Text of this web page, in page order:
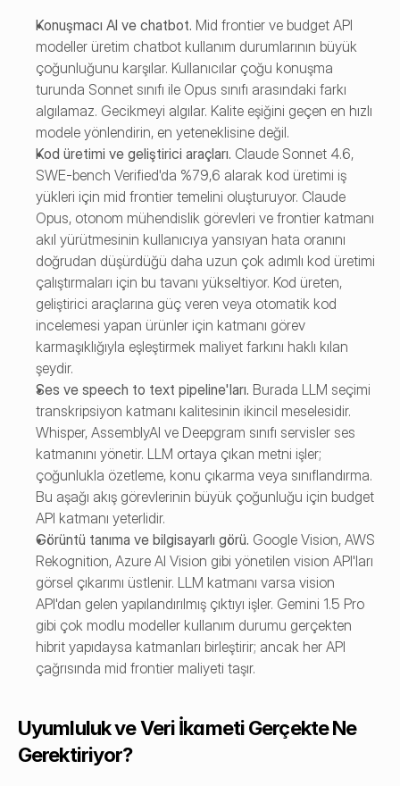
Konuşmacı AI ve chatbot. Mid frontier ve budget API
modeller üretim chatbot kullanım durumlarının büyük
çoğunluğunu karşılar. Kullanıcılar çoğu konuşma
turunda Sonnet sınıfı ile Opus sınıfı arasındaki farkı
algılamaz. Gecikmeyi algılar. Kalite eşiğini geçen en hızlı
modele yönlendirin, en yeteneklisine değil.
Kod üretimi ve geliştirici araçları. Claude Sonnet 4.6,
SWE-bench Verified'da %79,6 alarak kod üretimi iş
yükleri için mid frontier temelini oluşturuyor. Claude
Opus, otonom mühendislik görevleri ve frontier katmanı
akıl yürütmesinin kullanıcıya yansıyan hata oranını
doğrudan düşürdüğü daha uzun çok adımlı kod üretimi
çalıştırmaları için bu tavanı yükseltiyor. Kod üreten,
geliştirici araçlarına güç veren veya otomatik kod
incelemesi yapan ürünler için katmanı görev
karmaşıklığıyla eşleştirmek maliyet farkını haklı kılan
şeydir.
Ses ve speech to text pipeline'ları. Burada LLM seçimi
transkripsiyon katmanı kalitesinin ikincil meselesidir.
Whisper, AssemblyAI ve Deepgram sınıfı servisler ses
katmanını yönetir. LLM ortaya çıkan metni işler;
çoğunlukla özetleme, konu çıkarma veya sınıflandırma.
Bu aşağı akış görevlerinin büyük çoğunluğu için budget
API katmanı yeterlidir.
Görüntü tanıma ve bilgisayarlı görü. Google Vision, AWS
Rekognition, Azure AI Vision gibi yönetilen vision API'ları
görsel çıkarımı üstlenir. LLM katmanı varsa vision
API'dan gelen yapılandırılmış çıktıyı işler. Gemini 1.5 Pro
gibi çok modlu modeller kullanım durumu gerçekten
hibrit yapıdaysa katmanları birleştirir; ancak her API
çağrısında mid frontier maliyeti taşır.
Uyumluluk ve Veri İkameti Gerçekte Ne
Gerektiriyor?